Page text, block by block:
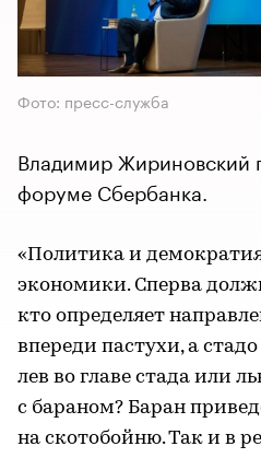
Фото: пресс-служба
Владимир Жириновский
форуме Сбербанка.
«Политика и
экономики. Сперва
кто определяет
впереди пастухи, а
лев во главе стада или
с бараном? Баран
на скотобойню. Так и в